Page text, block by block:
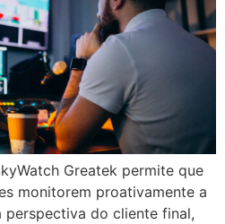
Greatek permite que
monitorem proativamente a
do cliente final,